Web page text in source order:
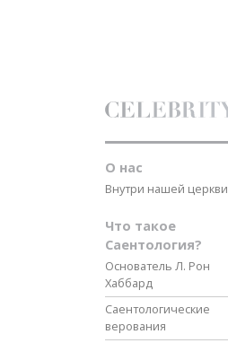
О нас
Внутри нашей церкви
Что такое
Саентология?
Основатель Л. Рон
Хаббард
Саентологические
верования